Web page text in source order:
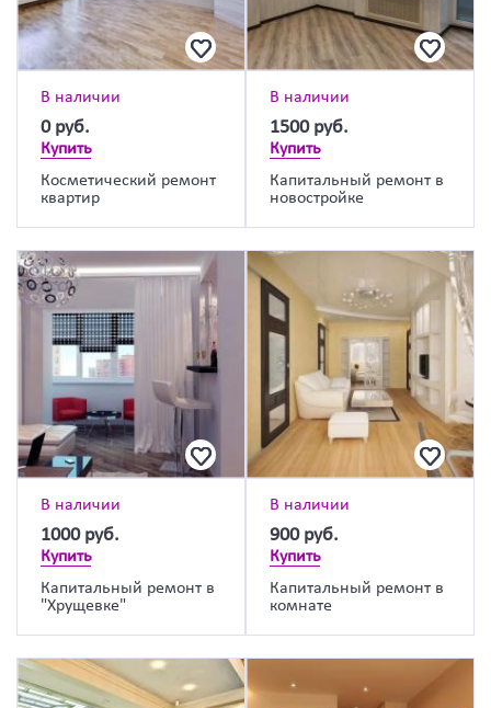
В наличии
0 руб.
Купить
Косметический ремонт
квартир
В наличии
1500 руб.
Купить
Капитальный ремонт в
новостройке
В наличии
1000 руб.
Купить
Капитальный ремонт в
"Хрущевке"
В наличии
900 руб.
Купить
Капитальный ремонт в
комнате